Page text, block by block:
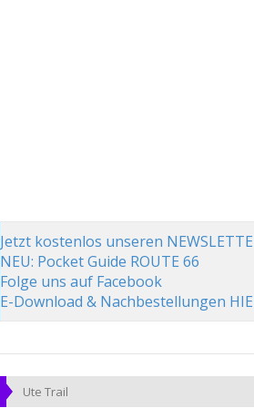
Jetzt kostenlos unseren
NEU: Pocket Guide ROUTE 66
Folge uns auf Facebook
E-Download & Nachbestellungen
Ute Trail